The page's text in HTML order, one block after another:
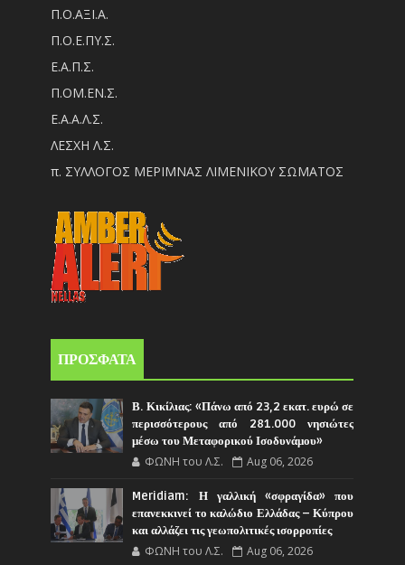
Π.Ο.ΑΞΙ.Α.
Π.Ο.Ε.ΠΥ.Σ.
Ε.Α.Π.Σ.
Π.ΟM.EN.Σ.
Ε.Α.Α.Λ.Σ.
ΛΕΣΧΗ Λ.Σ.
π. ΣΥΛΛΟΓΟΣ ΜΕΡΙΜΝΑΣ ΛΙΜΕΝΙΚΟΥ ΣΩΜΑΤΟΣ
ΠΡΟΣΦΑΤΑ
Β. Κικίλιας: «Πάνω από 23,2 εκατ. ευρώ σε
περισσότερους από 281.000 νησιώτες
μέσω του Μεταφορικού Ισοδυνάμου»
ΦΩΝΗ του Λ.Σ. Aug 06, 2026
Meridiam: Η γαλλική «σφραγίδα» που
επανεκκινεί το καλώδιο Ελλάδας – Κύπρου
και αλλάζει τις γεωπολιτικές ισορροπίες
ΦΩΝΗ του Λ.Σ. Aug 06, 2026